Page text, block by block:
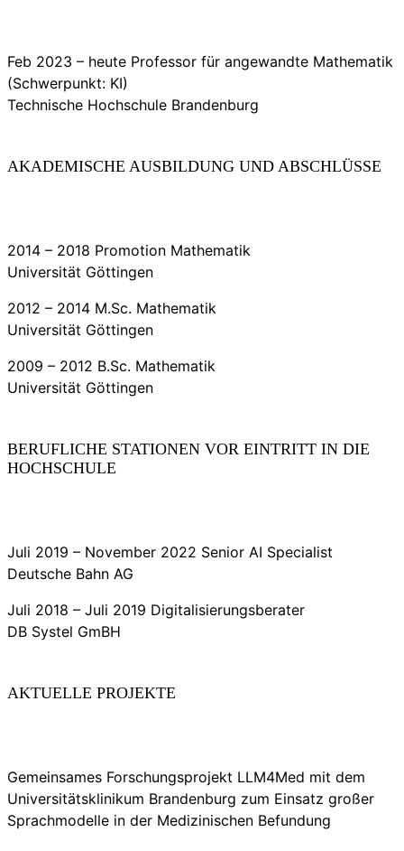
Feb 2023 – heute Professor für angewandte Mathematik
(Schwerpunkt: KI)
Technische Hochschule Brandenburg
AKADEMISCHE AUSBILDUNG UND ABSCHLÜSSE
2014 – 2018 Promotion Mathematik
Universität Göttingen
2012 – 2014 M.Sc. Mathematik
Universität Göttingen
2009 – 2012 B.Sc. Mathematik
Universität Göttingen
BERUFLICHE STATIONEN VOR EINTRITT IN DIE
HOCHSCHULE
Juli 2019 – November 2022 Senior AI Specialist
Deutsche Bahn AG
Juli 2018 – Juli 2019 Digitalisierungsberater
DB Systel GmBH
AKTUELLE PROJEKTE
Gemeinsames Forschungsprojekt LLM4Med mit dem
Universitätsklinikum Brandenburg zum Einsatz großer
Sprachmodelle in der Medizinischen Befundung